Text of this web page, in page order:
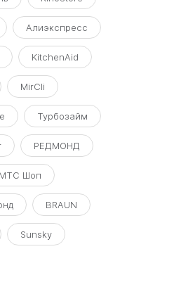
Алиэкспресс
KitchenAid
MirCli
Турбозайм
РЕДМОНД
МТС Шоп
BRAUN
Sunsky